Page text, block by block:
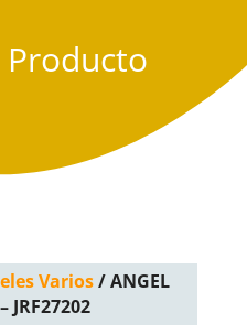
Varios/ ANGEL
JRF27202